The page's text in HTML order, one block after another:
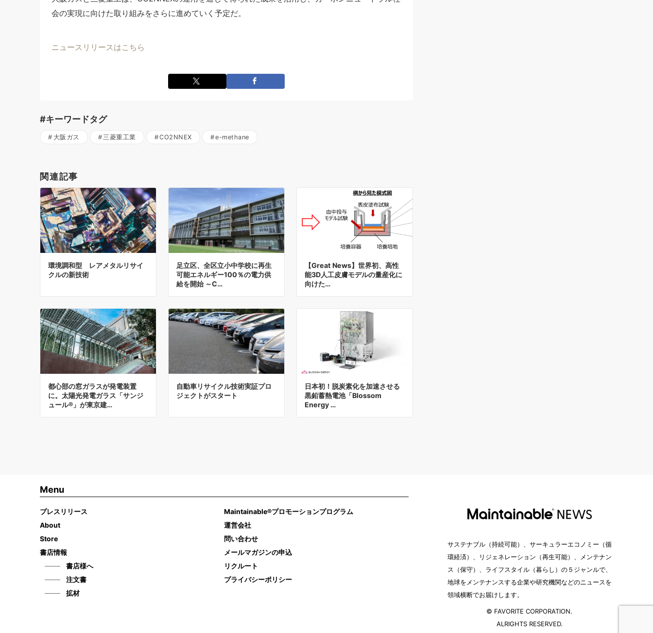
会の実現に向けた取り組みをさらに進めていく予定だ。
ニュースリリースはこちら
#キーワードタグ
大阪ガス 三菱重工業 CO2NNEX e-methane
関連記事
環境調和型 レアメタルリサイ
クルの新技術
足立区、全区立小中学校に再生
可能エネルギー100％の電力供
給を開始 ～C…
【Great News】世界初、高性
能3D人工皮膚モデルの量産化に
向けた…
都心部の窓ガラスが発電装置
に。太陽光発電ガラス「サンジ
ュール®」が東京建…
自動車リサイクル技術実証プロ
ジェクトがスタート
日本初！脱炭素化を加速させる
黒鉛蓄熱電池「Blossom
Energy …
Menu
プレスリリース
About
Store
書店情報
書店様へ
注文書
拡材
Maintainable®プロモーションプログラム
運営会社
問い合わせ
メールマガジンの申込
リクルート
プライバシーポリシー
サステナブル（持続可能）、サーキュラーエコノミー（循
環経済）、リジェネレーション（再生可能）、メンテナン
ス（保守）、ライフスタイル（暮らし）の５ジャンルで、
地球をメンテナンスする企業や研究機関などのニュースを
領域横断でお届けします。
© FAVORITE CORPORATION.
ALRIGHTS RESERVED.